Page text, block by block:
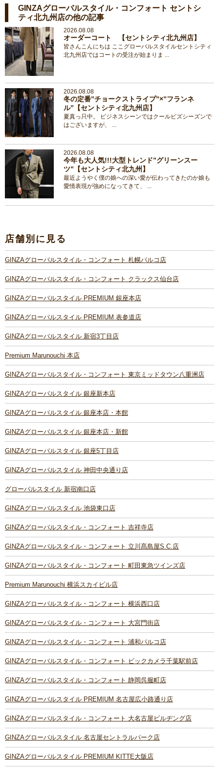
GINZAグローバルスタイル・コンフォート セントシ
ティ北九州店の他の記事
2026.08.08
オーダーコート 【セントシティ北九州店】
皆さんこんにちは ここグローバルスタイルセントシティ
北九州店ではコートの受注が始まりま ...
2026.08.08
冬の定番”チョークストライプ”×”フランネ
ル”【セントシティ北九州店】
夏真っ只中。 ビジネスシーンではクールビズシーズンで
はございますが、 ...
2026.08.08
今年も大人気!!!大型トレンド”グリーンスー
ツ”【セントシティ北九州】
最近ようやく僕の娘への深い愛が伝わってきたのか娘も
愛情表現が強めになってきて、 ...
店舗別に見る
GINZAグローバルスタイル・コンフォート 札幌パルコ店
GINZAグローバルスタイル・コンフォート クラックス仙台店
GINZAグローバルスタイル PREMIUM 銀座本店
GINZAグローバルスタイル PREMIUM 表参道店
GINZAグローバルスタイル 新宿3丁目店
Premium Marunouchi 本店
GINZAグローバルスタイル・コンフォート 東京ミッドタウン八重洲店
GINZAグローバルスタイル 銀座新本店
GINZAグローバルスタイル 銀座本店・本館
GINZAグローバルスタイル 銀座本店・新館
GINZAグローバルスタイル 銀座5丁目店
GINZAグローバルスタイル 神田中央通り店
グローバルスタイル 新宿南口店
GINZAグローバルスタイル 池袋東口店
GINZAグローバルスタイル・コンフォート 吉祥寺店
GINZAグローバルスタイル・コンフォート 立川髙島屋S.C.店
GINZAグローバルスタイル・コンフォート 町田東急ツインズ店
Premium Marunouchi 横浜スカイビル店
GINZAグローバルスタイル・コンフォート 横浜西口店
GINZAグローバルスタイル・コンフォート 大宮門街店
GINZAグローバルスタイル・コンフォート 浦和パルコ店
GINZAグローバルスタイル・コンフォート ビックカメラ千葉駅前店
GINZAグローバルスタイル・コンフォート 静岡呉服町店
GINZAグローバルスタイル PREMIUM 名古屋広小路通り店
GINZAグローバルスタイル・コンフォート 大名古屋ビルヂング店
GINZAグローバルスタイル 名古屋セントラルパーク店
GINZAグローバルスタイル PREMIUM KITTE大阪店